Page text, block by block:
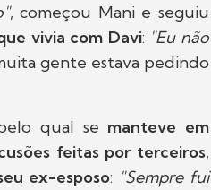
, começou Mani e seguiu
vivia com Davi: "Eu não
gente estava pedindo
qual se manteve em
feitas por terceiros,
ex-esposo: "Sempre fui